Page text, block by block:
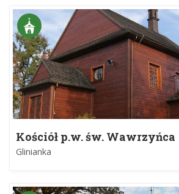
Kościół p.w. św. Wawrzyńca
Glinianka